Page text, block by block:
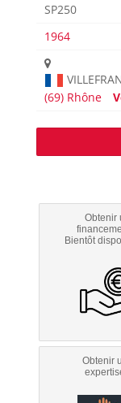
SP250
1964
(69) Rhône
Obtenir
Bientôt
Obtenir